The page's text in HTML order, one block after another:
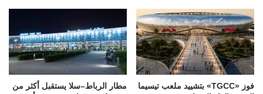
فوز «TGCC» بتشييد ملعب تيسيما
مطار الرباط–سلا يستقبل أكثر من